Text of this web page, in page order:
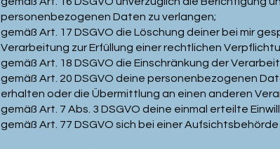
personenbezogenen Daten zu verlangen;
gemäß Art. 17 DSGVO die Löschung deiner bei mir
Verarbeitung zur Erfüllung einer rechtlichen
gemäß Art. 18 DSGVO die Einschränkung der
gemäß Art. 20 DSGVO deine personenbezogenen
erhalten oder die Übermittlung an einen anderen
gemäß Art. 7 Abs. 3 DSGVO deine einmal erteilte
gemäß Art. 77 DSGVO sich bei einer Aufsichtsbehörde